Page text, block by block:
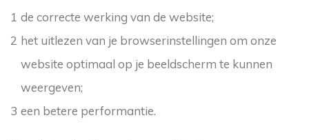
de correcte werking van de website;
het uitlezen van je browserinstellingen om onze
website optimaal op je beeldscherm te kunnen
weergeven;
een betere performantie.